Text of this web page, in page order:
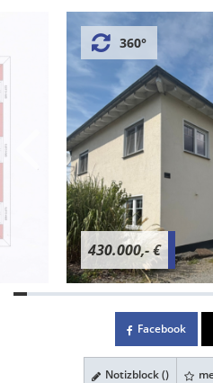
430.000,- €
360°
Facebook
Notizblock ()